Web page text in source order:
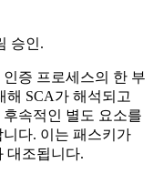
승인.
증 프로세스의 한 부
해 SCA가 해석되고
속적인 별도 요소를
다. 이는 패스키가
대조됩니다.